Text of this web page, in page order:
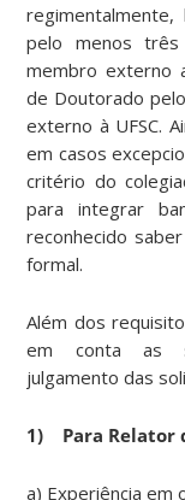
pelo menos
membro externo
de Doutorado
externo à UFSC.
em casos
critério do
para integrar
reconhecido
formal.
Além dos
em conta as
julgamento das
1) Para Relator
a) Experiência em